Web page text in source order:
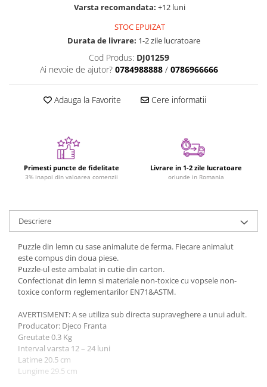
Animale de jucarie
Figurine cu animale domestice
Figurine
Nevoi speciale si sindrom Down
Jucarii cu cifre
Seturi Numberblocks
Jucarii de motricitate
Puzzle-uri
Puzzle clasic
Puzzle incastru
Puzzle de podea
IQ puzzle
Jucarii bebelusi
Jucarii de baie
Zornaitoare
Jucarii dentitie
Jucarii senzoriale
Jucarii motrice pentru bebelusi
Varsta recomandata: +12 luni
STOC EPUIZAT
Durata de livrare: 1-2 zile lucratoare
Cod Produs: DJ01259
Ai nevoie de ajutor? 0784988888 / 0786966666
Adauga la Favorite Cere informatii
Primesti puncte de fidelitate
3% inapoi din valoarea comenzii
Livrare in 1-2 zile lucratoare
oriunde in Romania
Descriere
Puzzle din lemn cu sase animalute de ferma. Fiecare animalut
este compus din doua piese.
Puzzle-ul este ambalat in cutie din carton.
Confectionat din lemn si materiale non-toxice cu vopsele non-
toxice conform reglementarilor EN71&ASTM.
AVERTISMENT: A se utiliza sub directa supraveghere a unui adult.
Producator: Djeco Franta
Greutate 0.3 Kg
Interval varsta 12 – 24 luni
Latime 20.5 cm
Lungime 29.5 cm